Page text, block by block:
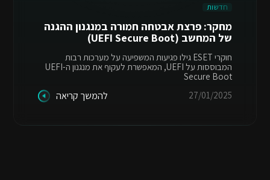
חדשות
מחקר: פרצת אבטחה חמורה במנגנון ההגנה
של המחשב (UEFI Secure Boot)
חוקרי ESET גילו פגיעות המשפיעה על מערכות רבות
המבוססות על UEFI, המאפשרת לעקוף את מנגנון ה-UEFI
Secure Boot
27/01/2025
להמשך קריאה